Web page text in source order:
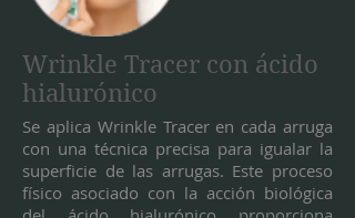
Wrinkle Tracer con ácido
hialurónico
Se aplica Wrinkle Tracer en cada arruga
con una técnica precisa para igualar la
superficie de las arrugas. Este proceso
físico asociado con la acción biológica